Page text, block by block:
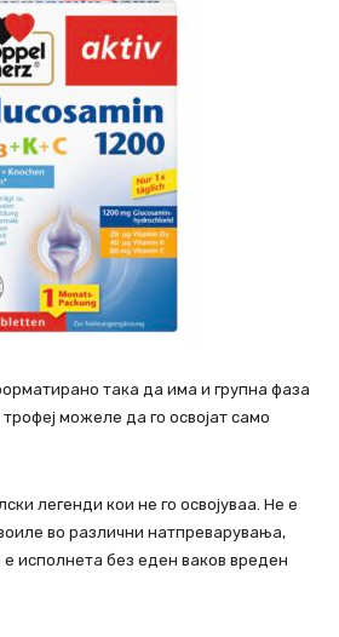
така да има и групна фаза
трофеј можеле да го освојат само
легенди кои не го освојуваа. Не е
во различни натпреварувања,
е исполнета без еден ваков вреден